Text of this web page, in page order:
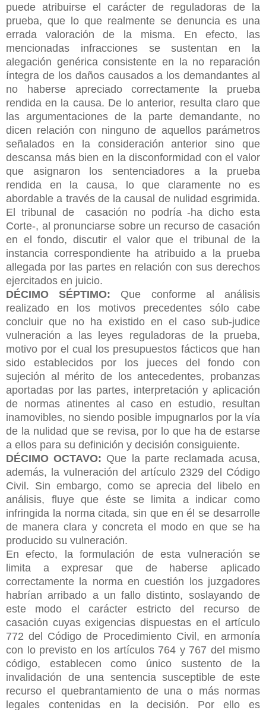
puede atribuirse el carácter de reguladoras de la
prueba, que lo que realmente se denuncia es una
errada valoración de la misma. En efecto, las
mencionadas infracciones se sustentan en la
alegación genérica consistente en la no reparación
íntegra de los daños causados a los demandantes al
no haberse apreciado correctamente la prueba
rendida en la causa. De lo anterior, resulta claro que
las argumentaciones de la parte demandante, no
dicen relación con ninguno de aquellos parámetros
señalados en la consideración anterior sino que
descansa más bien en la disconformidad con el valor
que asignaron los sentenciadores a la prueba
rendida en la causa, lo que claramente no es
abordable a través de la causal de nulidad esgrimida.
El tribunal decasación no podría -ha dicho esta
Corte-, al pronunciarse sobre un recurso de casación
en el fondo, discutir el valor que el tribunal de la
instancia correspondiente ha atribuido a la prueba
allegada por las partes en relación con sus derechos
ejercitados en juicio.
DÉCIMO SÉPTIMO: Que conforme al análisis
realizado en los motivos precedentes sólo cabe
concluir que no ha existido en el caso sub-judice
vulneración a las leyes reguladoras de la prueba,
motivo por el cual los presupuestos fácticos que han
sido establecidos por los jueces del fondo con
sujeción al mérito de los antecedentes, probanzas
aportadas por las partes, interpretación y aplicación
de normas atinentes al caso en estudio, resultan
inamovibles, no siendo posible impugnarlos por la vía
de la nulidad que se revisa, por lo que ha de estarse
a ellos para su definición y decisión consiguiente.
DÉCIMO OCTAVO: Que la parte reclamada acusa,
además, la vulneración del artículo 2329 del Código
Civil. Sin embargo, como se aprecia del libelo en
análisis, fluye que éste se limita a indicar como
infringida la norma citada, sin que en él se desarrolle
de manera clara y concreta el modo en que se ha
producido su vulneración.
En efecto, la formulación de esta vulneración se
limita a expresar que de haberse aplicado
correctamente la norma en cuestión los juzgadores
habrían arribado a un fallo distinto, soslayando de
este modo el carácter estricto del recurso de
casación cuyas exigencias dispuestas en el artículo
772 del Código de Procedimiento Civil, en armonía
con lo previsto en los artículos 764 y 767 del mismo
código, establecen como único sustento de la
invalidación de una sentencia susceptible de este
recurso el quebrantamiento de una o más normas
legales contenidas en la decisión. Por ello es